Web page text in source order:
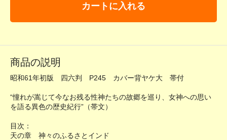
カートに入れる
商品の説明
昭和61年初版 四六判 P245 カバー背ヤケ大 帯付
“憧れが嵩じて今なお残る性神たちの故郷を巡り、女神への思い
を語る異色の歴史紀行”（帯文）
目次：
天の章 神々のふるさとインド